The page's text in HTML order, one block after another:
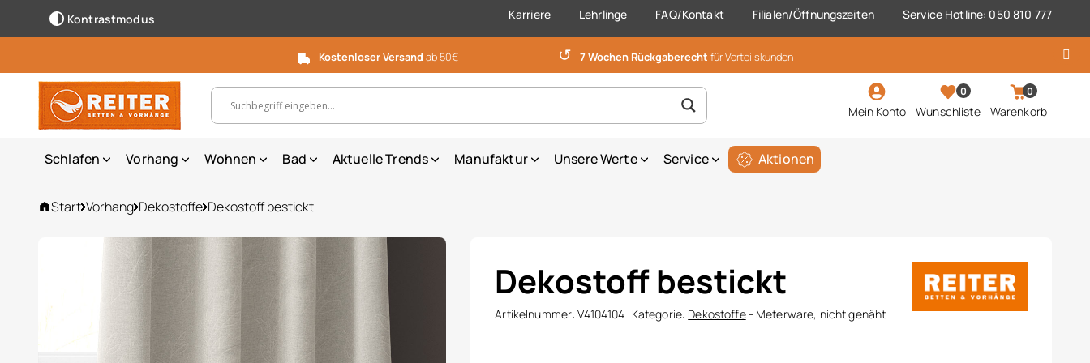
Kontrastmodus Karriere Lehrlinge FAQ/Kontakt Filialen/Öffnungszeiten Service Hotline: 050 810 777
Kostenloser Versand ab 50€ ↺ 7 Wochen Rückgaberecht für Vorteilskunden
Suchbegriff, Artikelnummer ...
Mein Konto
0
Wunschliste
0
Warenkorb
Schlafen Vorhang Wohnen Bad Aktuelle Trends Manufaktur Unsere Werte Service Aktionen
Start Vorhang Dekostoffe Dekostoff bestickt
Dekostoff bestickt
Artikelnummer:V4104104 Kategorie: Dekostoffe- Meterware, nicht genäht